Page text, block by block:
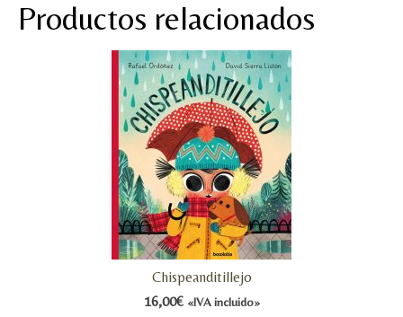
Productos relacionados
Chispeanditillejo
16,00€ «IVA incluido»